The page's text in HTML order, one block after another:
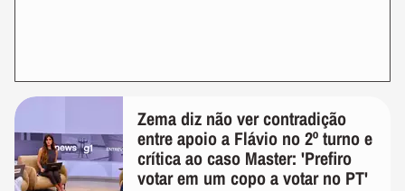
Zema diz não ver contradição
entre apoio a Flávio no 2º turno e
crítica ao caso Master: 'Prefiro
votar em um copo a votar no PT'